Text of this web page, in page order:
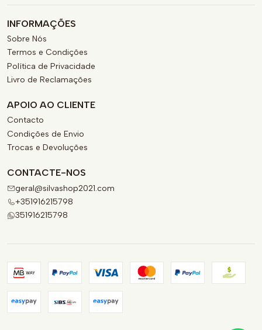
INFORMAÇÕES
Sobre Nós
Termos e Condições
Política de Privacidade
Livro de Reclamações
APOIO AO CLIENTE
Contacto
Condições de Envio
Trocas e Devoluções
CONTACTE-NOS
geral@silvashop2021.com
+351916215798
351916215798